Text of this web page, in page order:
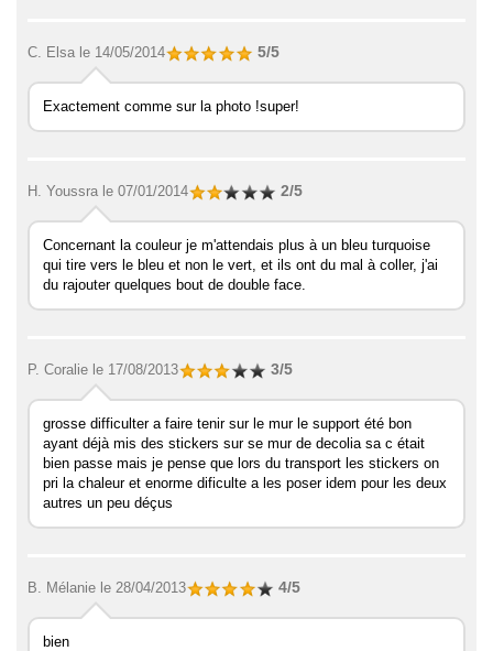
C. Elsa le 14/05/2014 5/5
Exactement comme sur la photo !super!
H. Youssra le 07/01/2014 2/5
Concernant la couleur je m'attendais plus à un bleu turquoise
qui tire vers le bleu et non le vert, et ils ont du mal à coller, j'ai
du rajouter quelques bout de double face.
P. Coralie le 17/08/2013 3/5
grosse difficulter a faire tenir sur le mur le support été bon
ayant déjà mis des stickers sur se mur de decolia sa c était
bien passe mais je pense que lors du transport les stickers on
pri la chaleur et enorme dificulte a les poser idem pour les deux
autres un peu déçus
B. Mélanie le 28/04/2013 4/5
bien